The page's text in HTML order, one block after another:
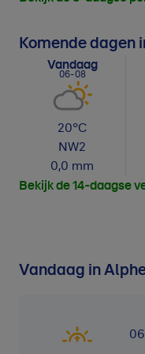
Komende dagen
Vandaag
06-08
20°C
NW2
0,0 mm
Bekijk de 14-daagse
Vandaag in